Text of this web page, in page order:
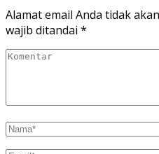
Alamat email Anda tidak
wajib ditandai *